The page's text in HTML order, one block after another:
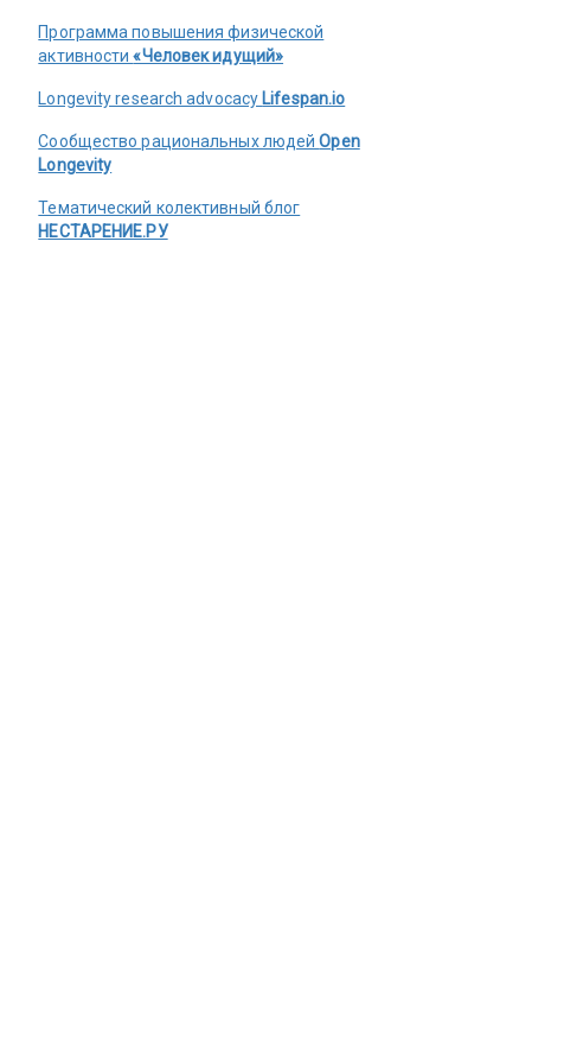
Программа повышения физической
активности«Человек идущий»
Longevity research advocacy Lifespan.io
Сообщество рациональных людейOpen
Longevity
Тематический колективный блог
НЕСТАРЕНИЕ.РУ